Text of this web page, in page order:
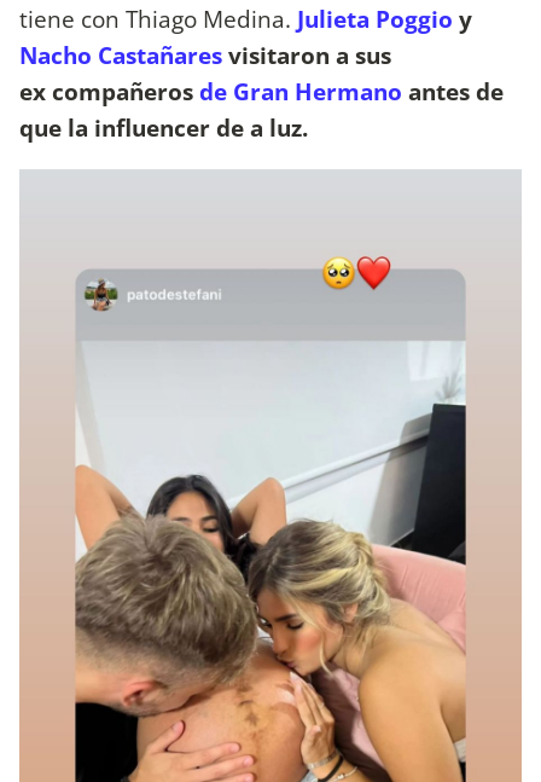
tiene con Thiago Medina. Julieta Poggio y
Nacho Castañaresvisitaron a sus
ex compañerosde Gran Hermano antes de
que la influencer de a luz.